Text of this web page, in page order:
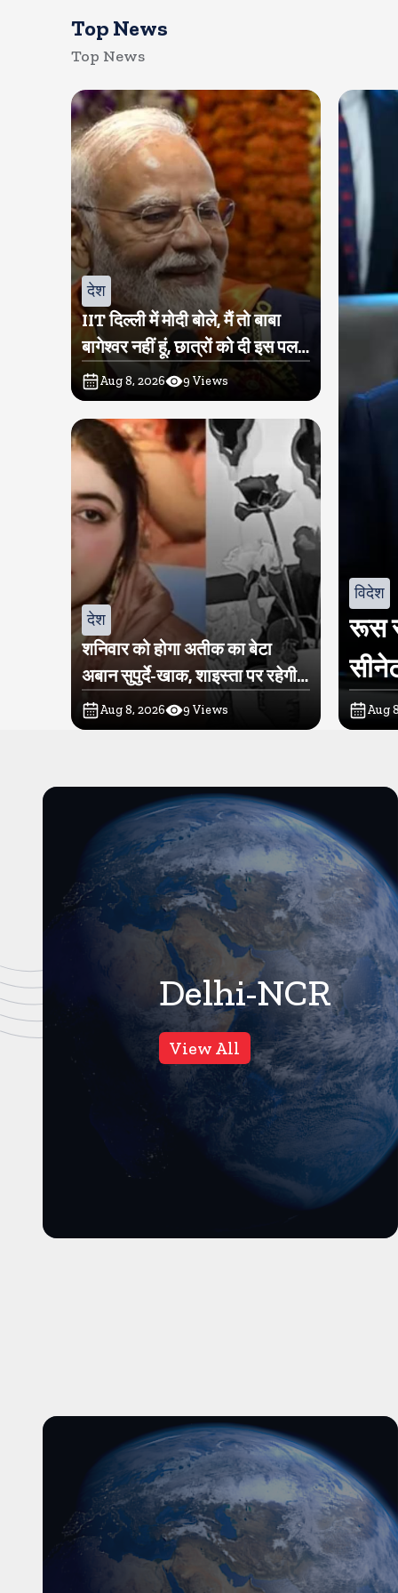
Top News
Top News
देश
IIT दिल्ली में मोदी बोले, मैं तो बाबा
बागेश्वर नहीं हूं, छात्रों को दी इस पल
को जीने की नसीहत
Aug 8, 2026 9 Views
देश
शनिवार को होगा अतीक का बेटा
अबान सुपुर्दे-खाक, शाइस्ता पर रहेगी
पुलिस की नजर
Aug 8, 2026 9 Views
विदेश
रूस
Aug
Delhi-NCR
View All
गाजियाबाद
16Views
वीडियो वायरल होने के बाद पुलिस
ने की जांच, नाले के पानी से केलों
को धोने की सच्चाई कुछ और है,
गाजियाबाद। करंट क्राइम।
गाजियाबाद से एक वीडियो वायरल हुआ
था, जिसमें नाले के पानी से केलों को ...